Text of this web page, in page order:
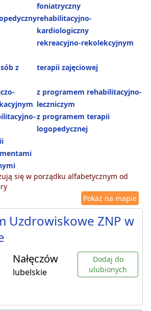
foniatryczny
rehabilitacyjno-
kardiologiczny
rekreacyjno-rekolekcyjnym
z
terapii zajęciowej
z programem rehabilitacyjno-
leczniczym
z programem terapii
logopedycznej
się w porządku alfabetycznym od
Pokaż na mapie
Uzdrowiskowe ZNP w
Nałęczów
lubelskie
Dodaj do
ulubionych